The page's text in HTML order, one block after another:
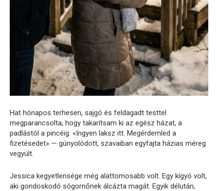
Hat hónapos terhesen, sajgó és feldagadt testtel
megparancsolta, hogy takarítsam ki az egész házat, a
padlástól a pincéig. «Ingyen laksz itt. Megérdemled a
fizetésedet» — gúnyolódott, szavaiban egyfajta házias méreg
vegyült.
Jessica kegyetlensége még alattomosabb volt. Egy kígyó volt,
aki gondoskodó sógornőnek álcázta magát. Egyik délután,